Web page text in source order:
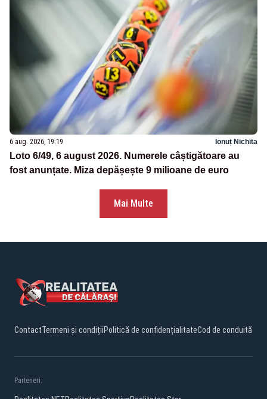
6 aug. 2026, 19:19 Ionuț Nichita
Loto 6/49, 6 august 2026. Numerele câștigătoare au
fost anunțate. Miza depășește 9 milioane de euro
Mai Multe
ContactTermeni și condițiiPolitică de confidențialitateCod de conduită
Parteneri: